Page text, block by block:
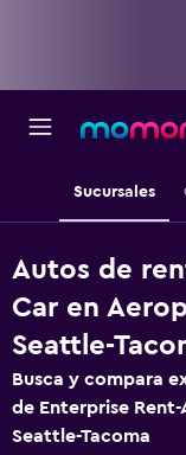
Sucursales
Autos de
Car en
Seattle-
Busca y compara
de Enterprise
Seattle-Tacoma